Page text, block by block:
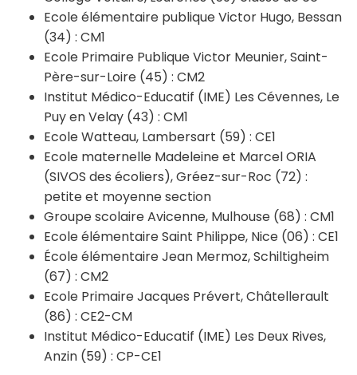
Ecole élémentaire publique Victor Hugo, Bessan
(34) : CM1
Ecole Primaire Publique Victor Meunier, Saint-
Père-sur-Loire (45) : CM2
Institut Médico-Educatif (IME) Les Cévennes, Le
Puy en Velay (43) : CM1
Ecole Watteau, Lambersart (59) : CE1
Ecole maternelle Madeleine et Marcel ORIA
(SIVOS des écoliers), Gréez-sur-Roc (72) :
petite et moyenne section
Groupe scolaire Avicenne, Mulhouse (68) : CM1
Ecole élémentaire Saint Philippe, Nice (06) : CE1
École élémentaire Jean Mermoz, Schiltigheim
(67) : CM2
Ecole Primaire Jacques Prévert, Châtellerault
(86) : CE2-CM
Institut Médico-Educatif (IME) Les Deux Rives,
Anzin (59) : CP-CE1